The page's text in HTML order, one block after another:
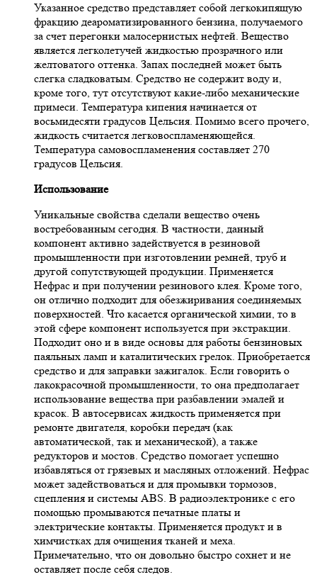
Указанное средство представляет собой легкокипящую
фракцию деароматизированного бензина, получаемого
за счет перегонки малосернистых нефтей. Вещество
является легколетучей жидкостью прозрачного или
желтоватого оттенка. Запах последней может быть
слегка сладковатым. Средство не содержит воду и,
кроме того, тут отсутствуют какие-либо механические
примеси. Температура кипения начинается от
восьмидесяти градусов Цельсия. Помимо всего прочего,
жидкость считается легковоспламеняющейся.
Температура самовоспламенения составляет 270
градусов Цельсия.
Использование
Уникальные свойства сделали вещество очень
востребованным сегодня. В частности, данный
компонент активно задействуется в резиновой
промышленности при изготовлении ремней, труб и
другой сопутствующей продукции. Применяется
Нефрас и при получении резинового клея. Кроме того,
он отлично подходит для обезжиривания соединяемых
поверхностей. Что касается органической химии, то в
этой сфере компонент используется при экстракции.
Подходит оно и в виде основы для работы бензиновых
паяльных ламп и каталитических грелок. Приобретается
средство и для заправки зажигалок. Если говорить о
лакокрасочной промышленности, то она предполагает
использование вещества при разбавлении эмалей и
красок. В автосервисах жидкость применяется при
ремонте двигателя, коробки передач (как
автоматической, так и механической), а также
редукторов и мостов. Средство помогает успешно
избавляться от грязевых и масляных отложений. Нефрас
может задействоваться и для промывки тормозов,
сцепления и системы ABS. В радиоэлектронике с его
помощью промываются печатные платы и
электрические контакты. Применяется продукт и в
химчистках для очищения тканей и меха.
Примечательно, что он довольно быстро сохнет и не
оставляет после себя следов.